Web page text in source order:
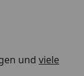
und viele